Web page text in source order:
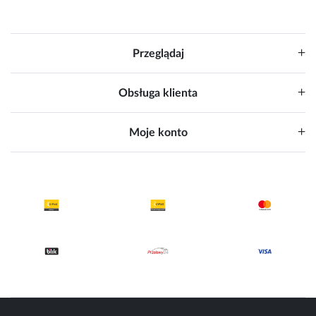
Przeglądaj
Obsługa klienta
Moje konto